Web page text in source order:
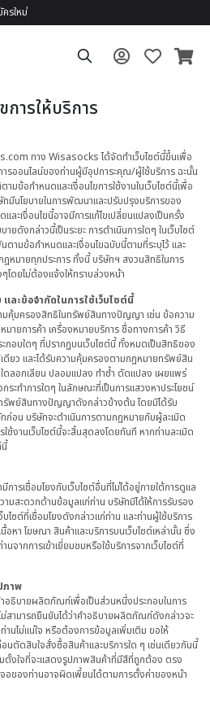
ครใหม่
การให้บริการ
ทาง Wisasocks ได้จัดทำเว็บไซต์นี้ขึ้นเพื่อ
รออนไลน์ของท่านผู้มีอุปการะคุณ/ผู้ใช้บริการ ฉะนั้น
ข้อกำหนดและเงื่อนไขการใช้งานในเว็บไซต์นี้เพื่อ
มีนโยบายในการพัฒนาและปรับปรุงบริการของ
ละเงื่อนไขนี้อาจมีการแก้ไขเปลี่ยนแปลงเป็นครั้ง
ดังกล่าวนี้เป็นระยะ การดำเนินการใดๆ ในเว็บไซต์
ามข้อกำหนดและเงื่อนไขฉบับนี้ตามที่ระบุไว้ และ
ฎหมายทุกประการ ทั้งนี้ บริษัทฯ สงวนสิทธิในการ
โดยไม่ต้องแจ้งให้ทราบล่วงหน้า
ะข้อจำกัดในการใช้เว็บไซต์นี้
มคุ้มครองสิทธิในทรัพย์สินทางปัญญา เช่น ข้อความ
มายการค้า เครื่องหมายบริการ ชื่อทางการค้า วิธี
กอบใดๆ ที่ปรากฏบนเว็บไซต์นี้ ทั้งหมดเป็นสิทธิของ
ยว และได้รับความคุ้มครองตามกฎหมายทรัพย์สิน
ลอกเลียน ปลอมแปลง ทำซ้ำ ดัดแปลง เผยแพร่
ระทำการใดๆ ในลักษณะที่เป็นการแสวงหาประโยชน์
รัพย์สินทางปัญญาดังกล่าวข้างต้น โดยมิได้รับ
อน บริษัทจะดำเนินการตามกฎหมายกับผู้ละเมิด
งานเว็บไซต์นี้จะสิ้นสุดลงโดยทันที หากท่านละเมิด
รเชื่อมโยงกับเว็บไซต์อื่นที่ไม่ได้อยู่ภายใต้การดูแล
มสะดวกด้านข้อมูลแก่ท่าน บริษัทมิได้ให้การรับรอง
ไซต์ที่เชื่อมโยงดังกล่าวแก่ท่าน และท่านผู้ใช้บริการ
หา โฆษณา สินค้าและบริการบนเว็บไซต์เหล่านั้น ซึ่ง
จากการเข้าเยี่ยมชมหรือใช้บริการจากเว็บไซต์ที่
ภาพ
ธิบายผลิตภัณฑ์เพื่อเป็นส่วนหนึ่งประกอบในการ
สามารถยืนยันได้ว่าคำอธิบายผลิตภัณฑ์ดังกล่าวจะ
ไม่แน่ใจ หรือต้องการข้อมูลเพิ่มเติม ขอให้
ดสินใจสั่งซื้อสินค้าและบริการใด ๆ เช่นเดียวกันนี้
งใจที่จะแสดงรูปภาพสินค้าที่มีสีที่ถูกต้อง ตรง
ของท่านอาจผิดเพี้ยนได้ตามการตั้งค่าของหน้า